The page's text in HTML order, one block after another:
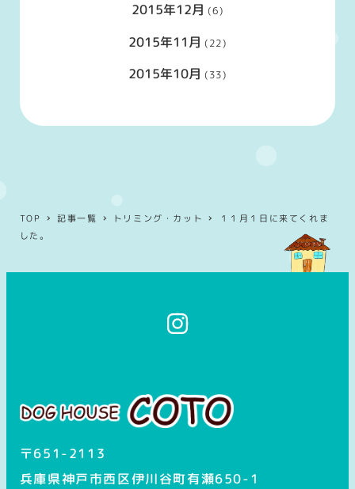
2015年12月 (6)
2015年11月 (22)
2015年10月 (33)
TOP 記事一覧 トリミング・カット
１１月１日に来てくれま
した。
ム
〒651-2113
兵庫県神戸市西区伊川谷町有瀬650-1